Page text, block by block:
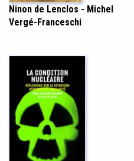
Ninon de Lenclos - Michel
Vergé-Franceschi